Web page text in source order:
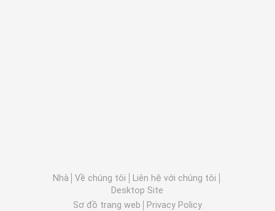
Nhà Về chúng tôi
Liên hệ với chúng tôi
Desktop Site
Sơ đồ trang web
Privacy Policy